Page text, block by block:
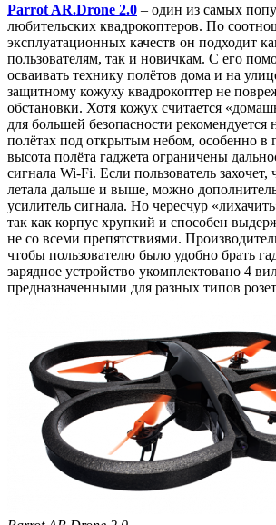
Parrot AR.Drone 2.0 – один из самых
любительских квадрокоптеров. По
эксплуатационных качеств он подходит
пользователям, так и новичкам. С его
осваивать технику полётов дома и на
защитному кожуху квадрокоптер не
обстановки. Хотя кожух считается
для большей безопасности рекомендуется
полётах под открытым небом, особенно в
высота полёта гаджета ограничены
сигнала Wi-Fi. Если пользователь захочет,
летала дальше и выше, можно
усилитель сигнала. Но чересчур
так как корпус хрупкий и способен
не со всеми препятствиями.
чтобы пользователю было удобно брать
зарядное устройство укомплектовано 4
предназначенными для разных типов